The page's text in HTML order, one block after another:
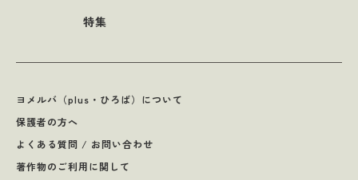
特集
ヨメルバ（plus・ひろば）について
保護者の方へ
よくある質問 / お問い合わせ
著作物のご利用に関して